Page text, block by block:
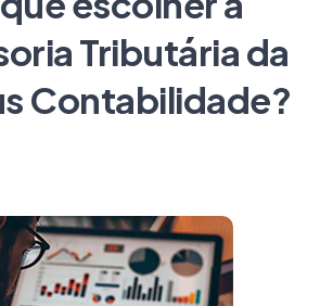
Tributária da
Contabilidade?